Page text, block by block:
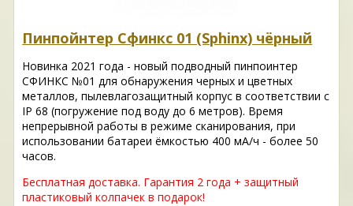
Пинпойнтер Сфинкс 01 (Sphinx) чёрный
Новинка 2021 года - новый подводный пинпоинтер
СФИНКС №01 для обнаружения черных и цветных
металлов, пылевлагозащитный корпус в соответствии с
IP 68 (погружение под воду до 6 метров). Время
непрерывной работы в режиме сканирования, при
использовании батареи ёмкостью 400 мА/ч - более 50
часов.
Бесплатная доставка. Гарантия 2 года + защитный
пластиковый колпачек в подарок!